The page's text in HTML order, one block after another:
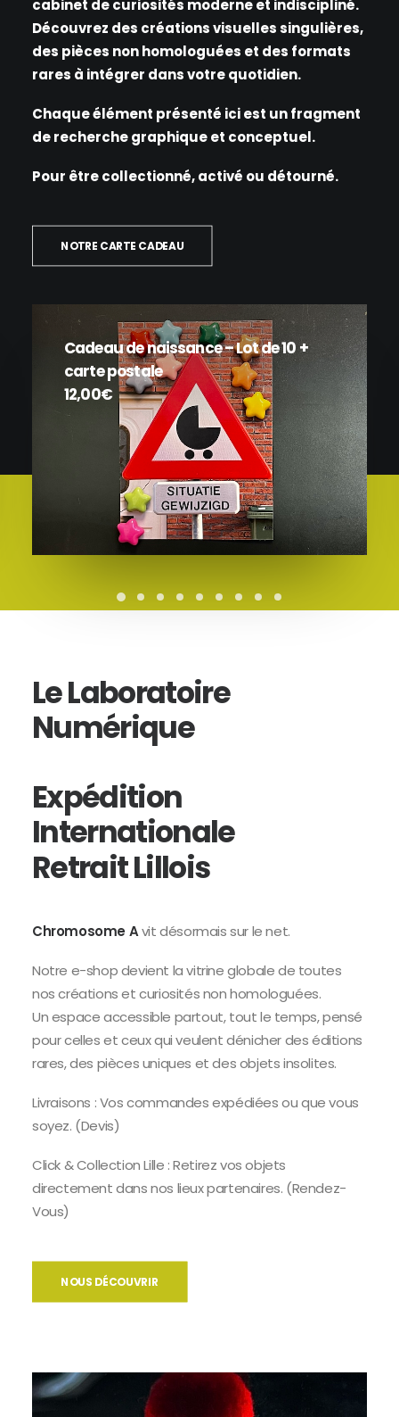
cabinet de curiosités moderne et indiscipliné.
Découvrez des créations visuelles singulières,
des pièces non homologuées et des formats
rares à intégrer dans votre quotidien.
Chaque élément présenté ici est un fragment
de recherche graphique et conceptuel.
Pour être collectionné, activé ou détourné.
NOTRE CARTE CADEAU
Badge « Sarah – Les Audacieuses »
10,00€
LeLaboratoire
Numérique
Expédition
Internationale
RetraitLillois
Chromosome Avit désormais sur le net.
Notre e-shop devient la vitrine globale de toutes
nos créations et curiosités non homologuées.
Un espace accessible partout, tout le temps, pensé
pour celles et ceux qui veulent dénicher des éditions
rares, des pièces uniques et des objets insolites.
Livraisons : Vos commandes expédiées ou que vous
soyez. (Devis)
Click & Collection Lille : Retirez vos objets
directement dans nos lieux partenaires. (Rendez-
Vous)
NOUS DÉCOUVRIR